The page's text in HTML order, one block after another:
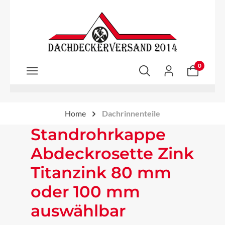
Zum Hauptinhalt springen
0
Home Dachrinnenteile
Standrohrkappe
Abdeckrosette Zink
Titanzink 80 mm
oder 100 mm
auswählbar